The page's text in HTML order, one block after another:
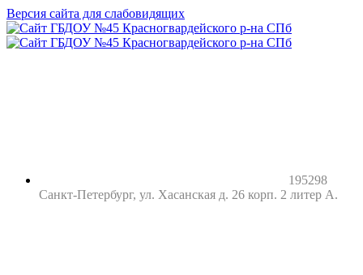
Версия сайта для слабовидящих
195298
Санкт-Петербург, ул. Хасанская д. 26 корп. 2 литер А.